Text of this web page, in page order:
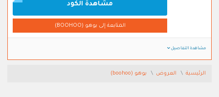
مشاهدة الكود
المتابعة إلى بوهو (BOOHOO)
مشاهدة التفاصيل
الرئيسية العروض بوهو (boohoo)